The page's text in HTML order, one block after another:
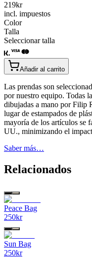
219kr
incl. impuestos
Color
Talla
Seleccionar talla
Añadir al carrito
Las prendas son
por nuestro equipo. Todas
dibujadas a mano por Filip
lugar de estampados de
mayoría de los artículos se
UU., minimizando el
Saber más…
Relacionados
Peace Bag
250kr
Sun Bag
250kr